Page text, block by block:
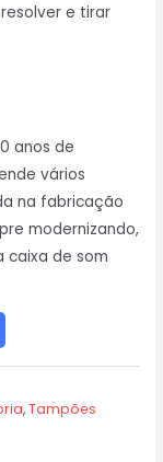
e tirar
anos de
vários
na fabricação
modernizando,
caixa de som
,Tampões